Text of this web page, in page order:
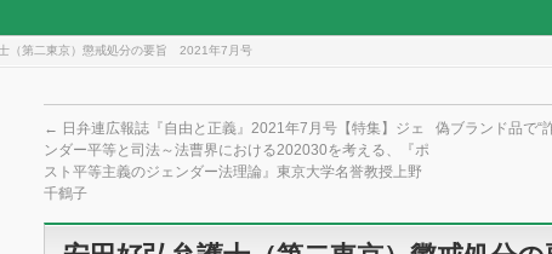
（第二東京）懲戒処分の要旨 2021年7月号
← 日弁連広報誌『自由と正義』2021年7月号【特集】ジェ
ンダー平等と司法～法曹界における202030を考える、『ポ
スト平等主義のジェンダー法理論』東京大学名誉教授上野
千鶴子
偽ブランド品で“